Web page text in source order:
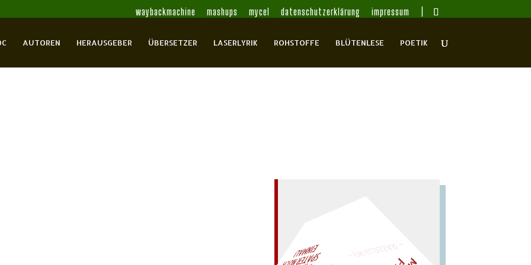
waybackmachine mashups mycel datenschutzerklärung impressum
AUTOREN HERAUSGEBER ÜBERSETZER LASERLYRIK ROHSTOFFE BLÜTENLESE POETIK